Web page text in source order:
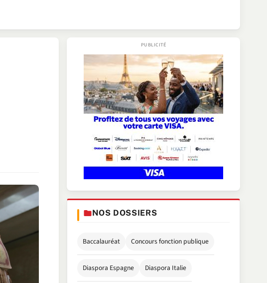
NOS DOSSIERS
Baccalauréat Concours fonction publique
Diaspora Espagne Diaspora Italie